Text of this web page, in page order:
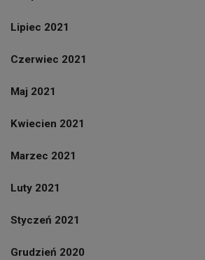
Lipiec 2021
Czerwiec 2021
Maj 2021
Kwiecien 2021
Marzec 2021
Luty 2021
Styczeń 2021
Grudzień 2020